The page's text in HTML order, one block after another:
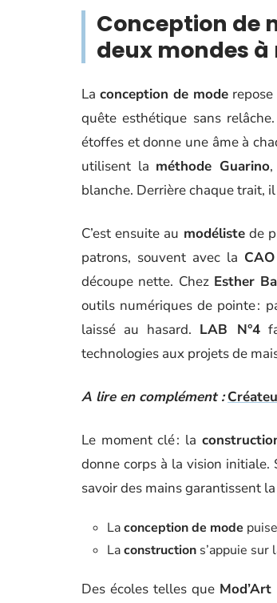
Conception de
deux mondes
La conception de moderepose
quête esthétique sans
étoffes et donne une âme à
utilisent la méthode Guarino
blanche. Derrière chaque trait,
C’est ensuite au modélistede
patrons, souvent avec la
découpe nette. Chez Esther
outils numériques de pointe :
laissé au hasard. LAB N°4
technologies aux projets de
A lire en complément :
Le moment clé : la
donne corps à la vision initiale.
savoir des mains garantissent
Laconception de mode
Laconstruction s’appuie
Des écoles telles que